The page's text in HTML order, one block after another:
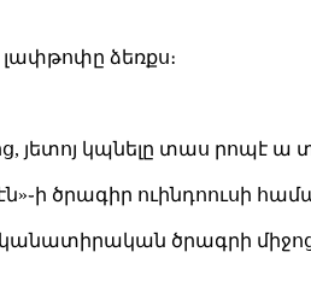
լափթոփը ձեռքս։
յետոյ կպնելը տաս րոպէ ա
ծրագիր ուինդոուսի
ծրագրի